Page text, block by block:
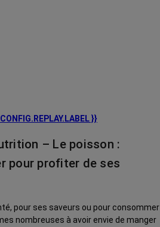
}}
– Le poisson :
pour profiter de ses
pour ses saveurs ou pour consommer
nombreuses à avoir envie de manger